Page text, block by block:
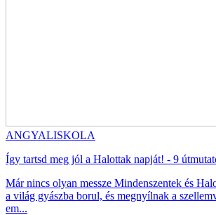
ANGYALISKOLA
Így tartsd meg jól a Halottak napját! - 9
Már nincs olyan messze Mindenszentek és
a világ gyászba borul, és megnyílnak a
em...